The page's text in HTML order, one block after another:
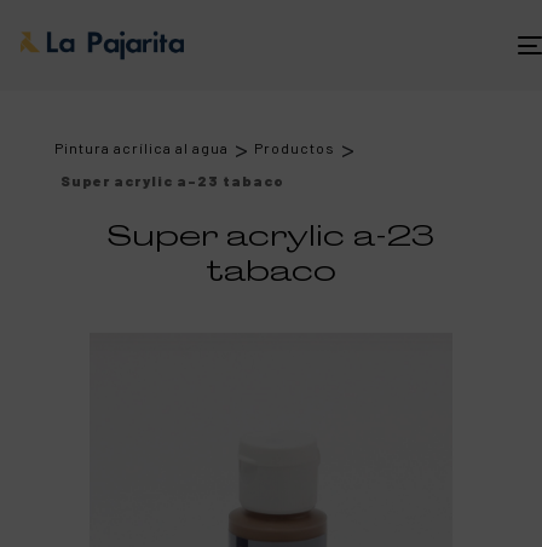
Pintura acrílica al agua > Productos >
Super acrylic a-23 tabaco
Super acrylic a-23
tabaco